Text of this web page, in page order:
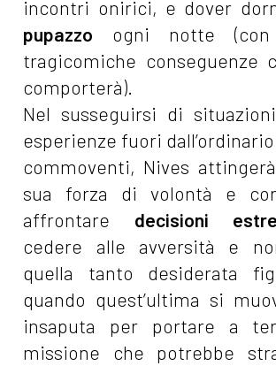
incontri onirici, e dover
pupazzo ogni notte
tragicomiche conseguenze
comporterà).
Nel susseguirsi di
esperienze fuori
commoventi, Nives
sua forza di volontà e
affrontare decisioni
cedere alle avversità e
quella tanto desiderata
quando quest’ultima si
insaputa per portare a
missione che potrebbe